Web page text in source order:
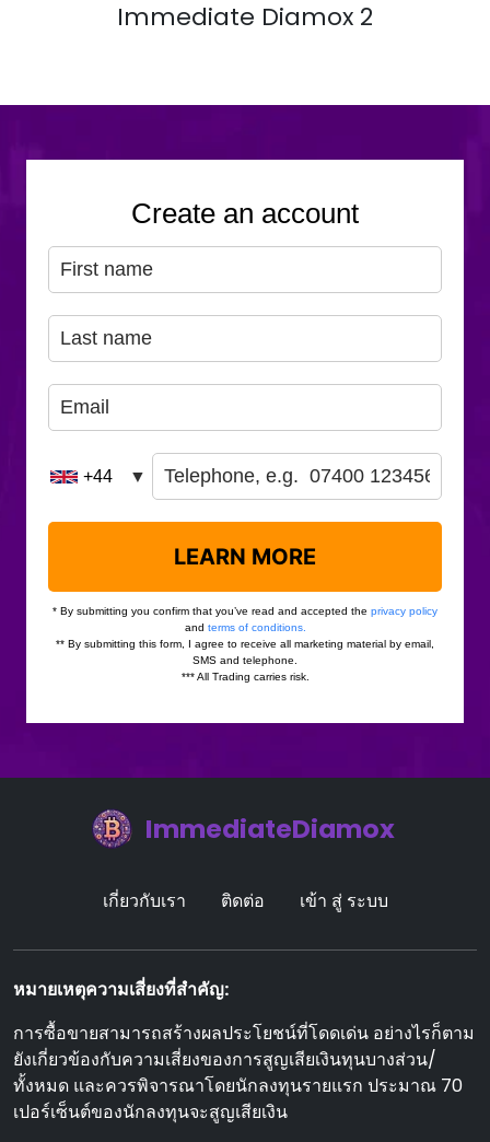
Immediate Diamox 2
ImmediateDiamox
เกี่ยวกับเรา ติดต่อ เข้า สู่ ระบบ
หมายเหตุความเสี่ยงที่สําคัญ:
การซื้อขายสามารถสร้างผลประโยชน์ที่โดดเด่น อย่างไรก็ตาม
ยังเกี่ยวข้องกับความเสี่ยงของการสูญเสียเงินทุนบางส่วน/
ทั้งหมด และควรพิจารณาโดยนักลงทุนรายแรก ประมาณ 70
เปอร์เซ็นต์ของนักลงทุนจะสูญเสียเงิน